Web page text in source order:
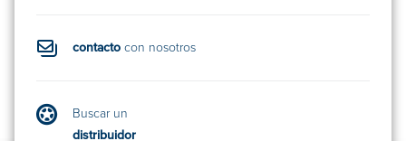
contacto con nosotros
Buscar un
distribuidor